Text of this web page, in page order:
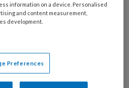
information on a device. Personalised
and content measurement,
development.
Preferences